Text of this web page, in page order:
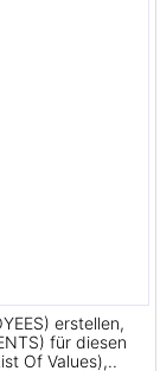
erstellen,
für diesen
Of Values),..